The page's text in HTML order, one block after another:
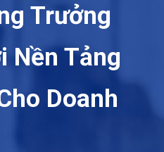
Trưởng
Nền Tảng
Doanh